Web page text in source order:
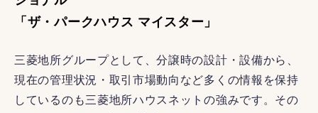
「ザ・パークハウス マイスター」
三菱地所グループとして、分譲時の設計・設備から、
現在の管理状況・取引市場動向など多くの情報を保持
しているのも三菱地所ハウスネットの強みです。その